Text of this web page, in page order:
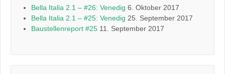
Bella Italia 2.1 – #26: Venedig 6. Oktober 2017
Bella Italia 2.1 – #25: Venedig 25. September 2017
Baustellenreport #25 11. September 2017